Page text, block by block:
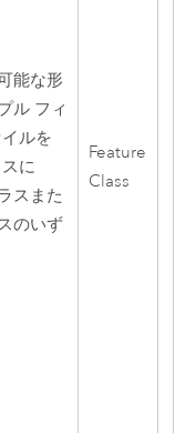
能な形
ル フィ
ルを
に
スまた
のいず
Feature
Class